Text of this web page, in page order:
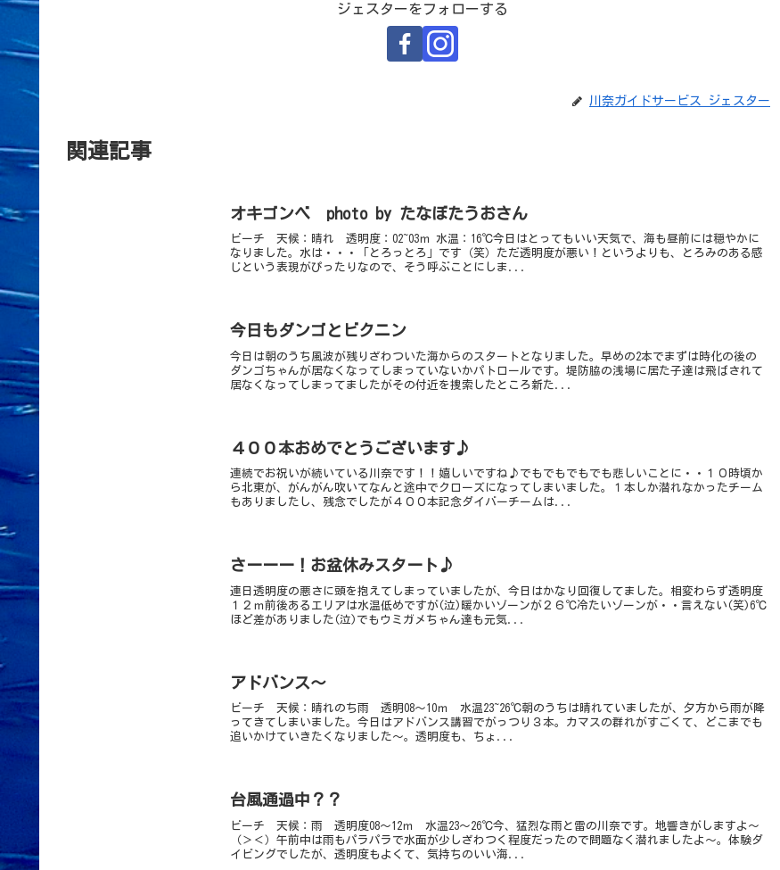
ジェスターをフォローする
川奈ガイドサービス ジェスター
関連記事
オキゴンベ photo by たなぼたうおさん
ビーチ 天候：晴れ 透明度：02~03ｍ 水温：16℃今日はとってもいい天気で、海も昼前には穏やかに
なりました。水は・・・「とろっとろ」です（笑）ただ透明度が悪い！というよりも、とろみのある感
じという表現がぴったりなので、そう呼ぶことにしま...
今日もダンゴとビクニン
今日は朝のうち風波が残りざわついた海からのスタートとなりました。早めの2本でまずは時化の後の
ダンゴちゃんが居なくなってしまっていないかパトロールです。堤防脇の浅場に居た子達は飛ばされて
居なくなってしまってましたがその付近を捜索したところ新た...
４００本おめでとうございます♪
連続でお祝いが続いている川奈です！！嬉しいですね♪でもでもでもでも悲しいことに・・１０時頃か
ら北東が、がんがん吹いてなんと途中でクローズになってしまいました。１本しか潜れなかったチーム
もありましたし、残念でしたが４００本記念ダイバーチームは...
さーーー！お盆休みスタート♪
連日透明度の悪さに頭を抱えてしまっていましたが、今日はかなり回復してました。相変わらず透明度
１２ｍ前後あるエリアは水温低めですが(泣)暖かいゾーンが２６℃冷たいゾーンが・・言えない(笑)6℃
ほど差がありました(泣)でもウミガメちゃん達も元気...
アドバンス～
ビーチ 天候：晴れのち雨 透明08～10ｍ 水温23~26℃朝のうちは晴れていましたが、夕方から雨が降
ってきてしまいました。今日はアドバンス講習でがっつり３本。カマスの群れがすごくて、どこまでも
追いかけていきたくなりました～。透明度も、ちょ...
台風通過中？？
ビーチ 天候：雨 透明度08～12ｍ 水温23～26℃今、猛烈な雨と雷の川奈です。地響きがしますよ～
（＞＜）午前中は雨もパラパラで水面が少しざわつく程度だったので問題なく潜れましたよ～。体験ダ
イビングでしたが、透明度もよくて、気持ちのいい海...